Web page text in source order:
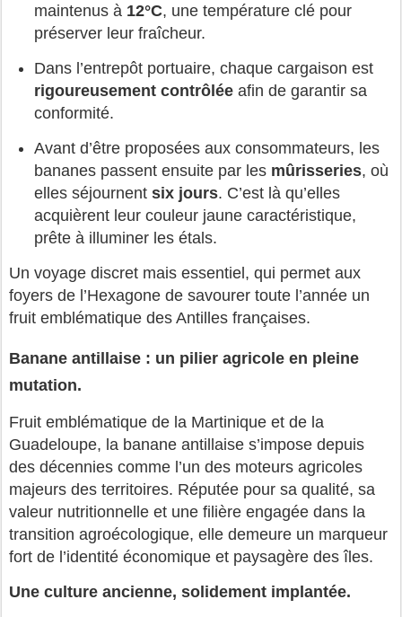
maintenus à 12°C, une température clé pour
préserver leur fraîcheur.
Dans l’entrepôt portuaire, chaque cargaison est
rigoureusement contrôlée afin de garantir sa
conformité.
Avant d’être proposées aux consommateurs, les
bananes passent ensuite par les mûrisseries, où
elles séjournent six jours. C’est là qu’elles
acquièrent leur couleur jaune caractéristique,
prête à illuminer les étals.
Un voyage discret mais essentiel, qui permet aux
foyers de l’Hexagone de savourer toute l’année un
fruit emblématique des Antilles françaises.
Banane antillaise : un pilier agricole en pleine
mutation.
Fruit emblématique de la Martinique et de la
Guadeloupe, la banane antillaise s’impose depuis
des décennies comme l’un des moteurs agricoles
majeurs des territoires. Réputée pour sa qualité, sa
valeur nutritionnelle et une filière engagée dans la
transition agroécologique, elle demeure un marqueur
fort de l’identité économique et paysagère des îles.
Une culture ancienne, solidement implantée.